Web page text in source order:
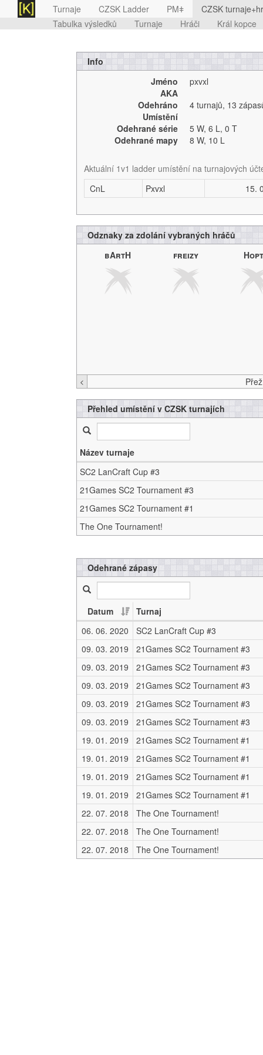
Turnaje CZSK Ladder PMǂ
CZSK
Tabulka výsledků
Turnaje Hráči Král kopce
Info
Jméno
pxvxl
AKA
Odehráno
4 turnajů, 13
Umístění
Odehrané série
5 W, 6 L, 0 T
Odehrané mapy
8 W, 10 L
Aktuální 1v1 ladder umístění na turnajových
CnL
Pxvxl 15.
Odznaky za zdolání vybraných hráčů
bArtH
freizy
<
Přehled umístění v CZSK turnajích
Název turnaje
SC2 LanCraft Cup #3
21Games SC2 Tournament #3
21Games SC2 Tournament #1
The One Tournament!
Odehrané zápasy
Datum
Turnaj
06. 06. 2020
SC2 LanCraft Cup #3
09. 03. 2019
21Games SC2 Tournament #3
09. 03. 2019
21Games SC2 Tournament #3
09. 03. 2019
21Games SC2 Tournament #3
09. 03. 2019
21Games SC2 Tournament #3
09. 03. 2019
21Games SC2 Tournament #3
19. 01. 2019
21Games SC2 Tournament #1
19. 01. 2019
21Games SC2 Tournament #1
19. 01. 2019
21Games SC2 Tournament #1
19. 01. 2019
21Games SC2 Tournament #1
22. 07. 2018
The One Tournament!
22. 07. 2018
The One Tournament!
22. 07. 2018
The One Tournament!